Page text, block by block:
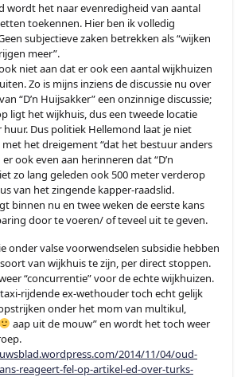
wordt het naar evenredigheid van aantal
toekennen. Hier ben ik volledig
subjectieve zaken betrekken als “wijken
meer”.
niet aan dat er ook een aantal wijkhuizen
Zo is mijns inziens de discussie nu over
“D’n Huijsakker” een onzinnige discussie;
ligt het wijkhuis, dus een tweede locatie
Dus politiek Hellemond laat je niet
het dreigement “dat het bestuur anders
ook even aan herinneren dat “D’n
zo lang geleden ook 500 meter verderop
van het zingende kapper-raadslid.
binnen nu en twee weken de eerste kans
door te voeren/ of teveel uit te geven.
onder valse voorwendselen subsidie hebben
van wijkhuis te zijn, per direct stoppen.
“concurrentie” voor de echte wijkhuizen.
rijdende ex-wethouder toch echt gelijk
onder het mom van multikul,
aap uit de mouw” en wordt het toch weer
2014/11/04/oud-
reageert-fel-op-artikel-ed-over-turks-